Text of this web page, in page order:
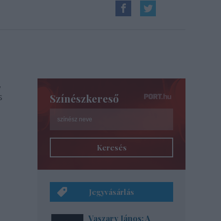
Színészkereső
Keresés
Jegyvásárlás
Vaszary János: A